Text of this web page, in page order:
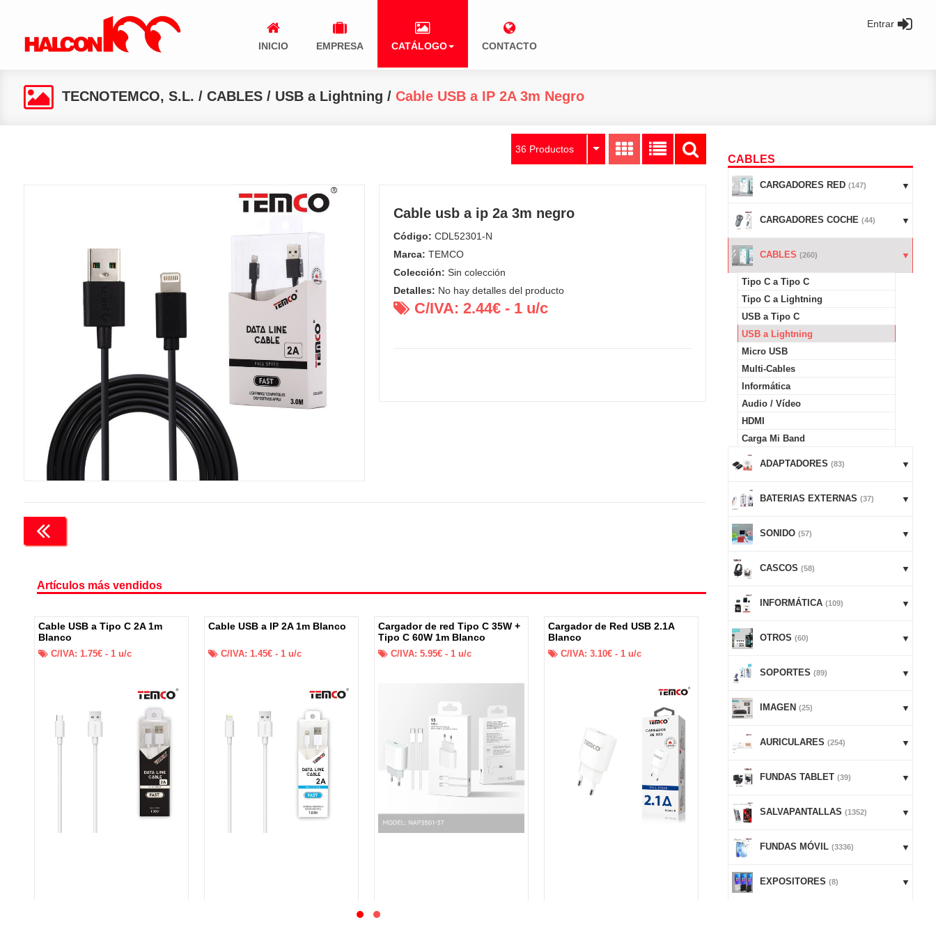
INICIO EMPRESA CATÁLOGO CONTACTO
Entrar
TECNOTEMCO, S.L. / CABLES/ USB a Lightning / Cable USB a IP 2A 3m Negro
CABLES
CARGADORES RED (147)
CARGADORES COCHE (44)
CABLES (260)
Tipo C a Tipo C
Tipo C a Lightning
USB a Tipo C
USB a Lightning
Micro USB
Multi-Cables
Informática
Audio / Vídeo
HDMI
Carga Mi Band
ADAPTADORES (83)
BATERIAS EXTERNAS (37)
SONIDO (57)
CASCOS (58)
INFORMÁTICA (109)
OTROS (60)
SOPORTES (89)
IMAGEN (25)
AURICULARES (254)
FUNDAS TABLET (39)
SALVAPANTALLAS (1352)
FUNDAS MÓVIL (3336)
EXPOSITORES (8)
36 Productos
Cable usb a ip 2a 3m negro
Código: CDL52301-N
Marca: TEMCO
Colección: Sin colección
Detalles: No hay detalles del producto
C/IVA: 2.44€ - 1u/c
Artículos más vendidos
Cable USB a Tipo C 2A 1m
Blanco
C/IVA: 1.75€ - 1u/c
Cable USB a IP 2A 1m Blanco
C/IVA: 1.45€ - 1u/c
Cargador de red Tipo C 35W +
Tipo C 60W 1m Blanco
C/IVA: 5.95€ - 1u/c
Cargador de Red USB 2.1A
Blanco
C/IVA: 3.10€ - 1u/c
Cargador de red USB QC3.0 +
Tipo C 3A 1m Blanco
Blanco